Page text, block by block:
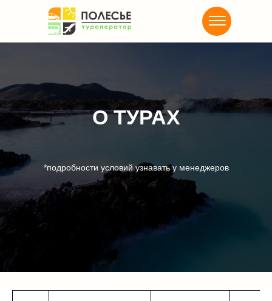
О ТУРАХ
*подробности условий узнавать у менеджеров